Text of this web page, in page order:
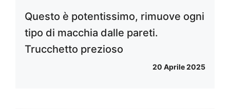
Questo è potentissimo, rimuove ogni
tipo di macchia dalle pareti.
Trucchetto prezioso
20 Aprile 2025